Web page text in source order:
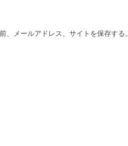
メールアドレス、サイトを保存する。